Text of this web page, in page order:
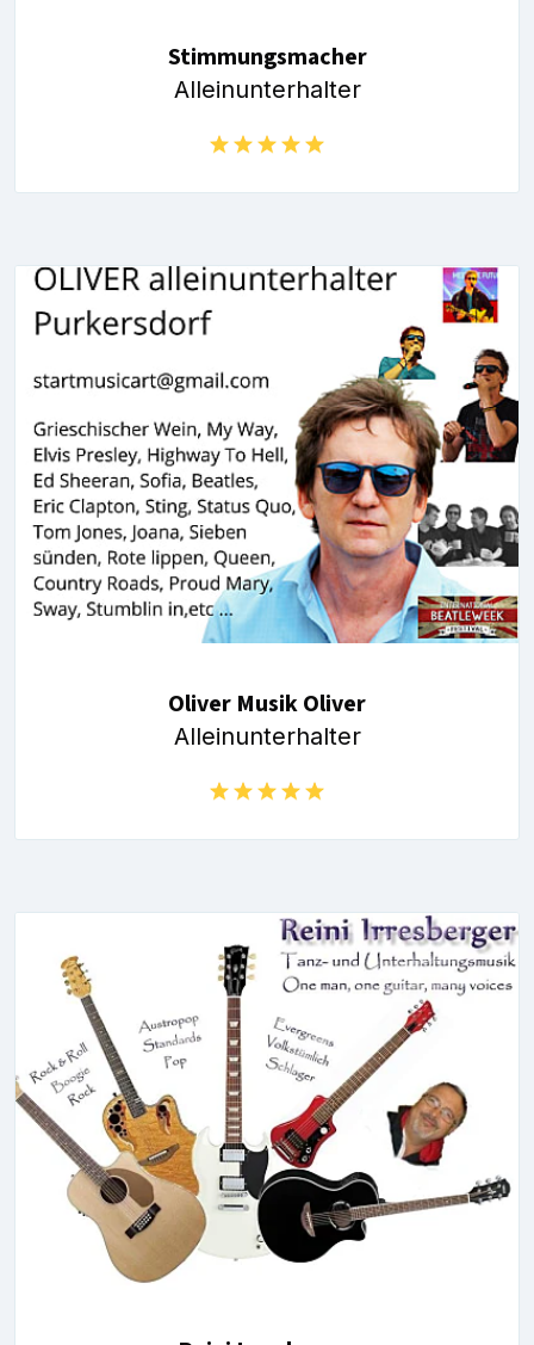
Stimmungsmacher
Alleinunterhalter
Oliver Musik Oliver
Alleinunterhalter